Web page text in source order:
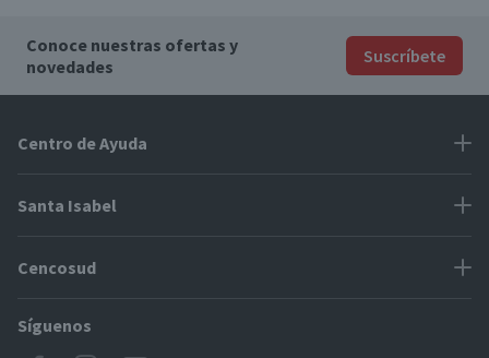
Conoce nuestras ofertas y
novedades
Suscríbete
Centro de Ayuda
Problemas con tu pedido
Cómo modificar mis datos
Modos de entrega y cobertura
Santa Isabel
Proveedores
Cencosud
Paris
Síguenos